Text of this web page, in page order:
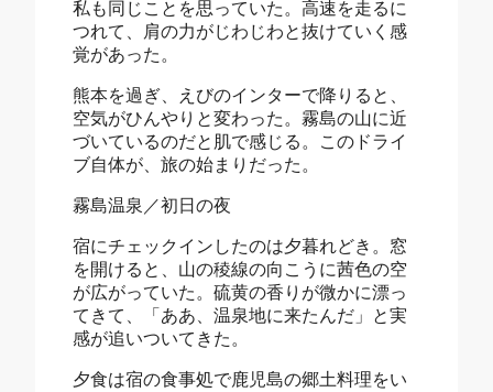
私も同じことを思っていた。高速を走るに
つれて、肩の力がじわじわと抜けていく感
覚があった。
熊本を過ぎ、えびのインターで降りると、
空気がひんやりと変わった。霧島の山に近
づいているのだと肌で感じる。このドライ
ブ自体が、旅の始まりだった。
霧島温泉／初日の夜
宿にチェックインしたのは夕暮れどき。窓
を開けると、山の稜線の向こうに茜色の空
が広がっていた。硫黄の香りが微かに漂っ
てきて、「ああ、温泉地に来たんだ」と実
感が追いついてきた。
夕食は宿の食事処で鹿児島の郷土料理をい